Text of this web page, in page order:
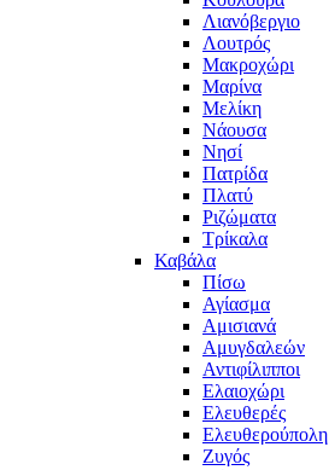
Λιανόβεργιο
Λουτρός
Μακροχώρι
Μαρίνα
Μελίκη
Νάουσα
Νησί
Πατρίδα
Πλατύ
Ριζώματα
Τρίκαλα
Καβάλα
Πίσω
Αγίασμα
Αμισιανά
Αμυγδαλεών
Αντιφίλιπποι
Ελαιοχώρι
Ελευθερές
Ελευθερούπολη
Ζυγός